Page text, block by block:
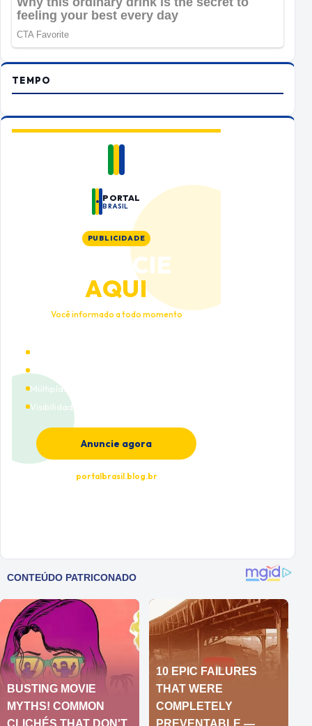
TEMPO
PORTAL
BRASIL
PUBLICIDADE
ANUNCIE
AQUI
Você informado a todo momento
Múltiplas categorias
Visibilidade premium
Anuncie agora
portalbrasil.blog.br